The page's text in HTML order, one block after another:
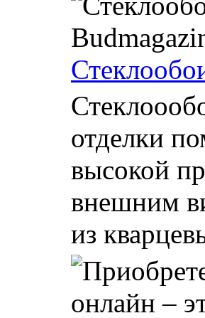
отделки
высокой
внешним
из